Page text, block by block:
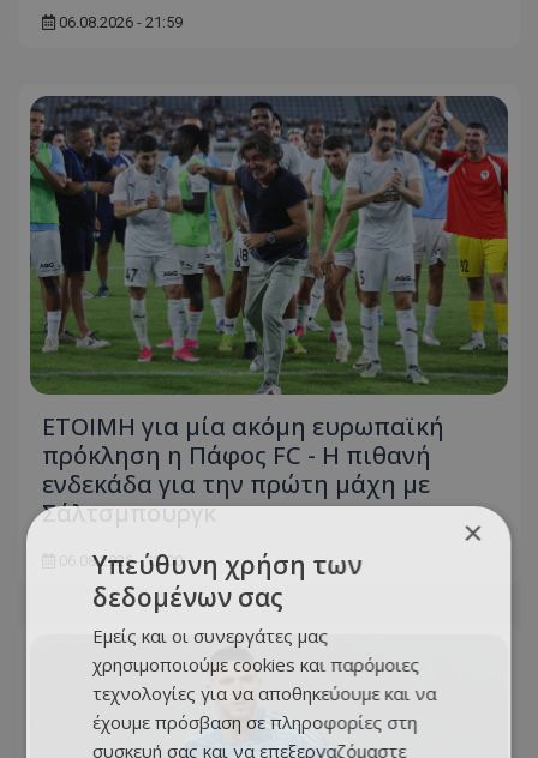
06.08.2026 - 21:59
ΕΤΟΙΜΗ για μία ακόμη ευρωπαϊκή
πρόκληση η Πάφος FC - Η πιθανή
ενδεκάδα για την πρώτη μάχη με
Σάλτσμπουργκ
06.08.2026 - 12:00
×
Υπεύθυνη χρήση των
δεδομένων σας
Εμείς και οι συνεργάτες μας
χρησιμοποιούμε cookies και παρόμοιες
τεχνολογίες για να αποθηκεύουμε και να
έχουμε πρόσβαση σε πληροφορίες στη
συσκευή σας και να επεξεργαζόμαστε